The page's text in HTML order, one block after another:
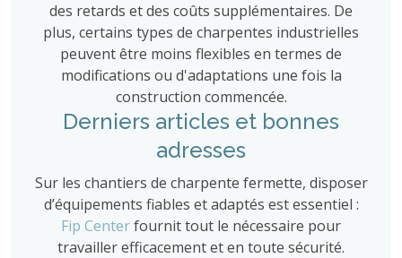
des retards et des coûts supplémentaires. De
plus, certains types de charpentes industrielles
peuvent être moins flexibles en termes de
modifications ou d'adaptations une fois la
construction commencée.
Derniers articles et bonnes
adresses
Sur les chantiers de charpente fermette, disposer
d’équipements fiables et adaptés est essentiel :
Fip Centerfournit tout le nécessaire pour
travailler efficacement et en toute sécurité.